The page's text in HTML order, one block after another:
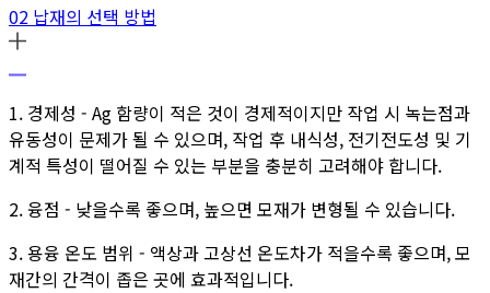
02 납재의 선택 방법
1. 경제성 - Ag 함량이 적은 것이 경제적이지만 작업 시 녹는점과
유동성이 문제가 될 수 있으며, 작업 후 내식성, 전기전도성 및 기
계적 특성이 떨어질 수 있는 부분을 충분히 고려해야 합니다.
2. 융점 - 낮을수록 좋으며, 높으면 모재가 변형될 수 있습니다.
3. 용융 온도 범위 - 액상과 고상선 온도차가 적을수록 좋으며, 모
재간의 간격이 좁은 곳에 효과적입니다.